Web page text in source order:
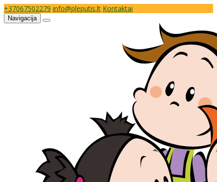
+37067502279 info@pleputis.lt Kontaktai
Navigacija